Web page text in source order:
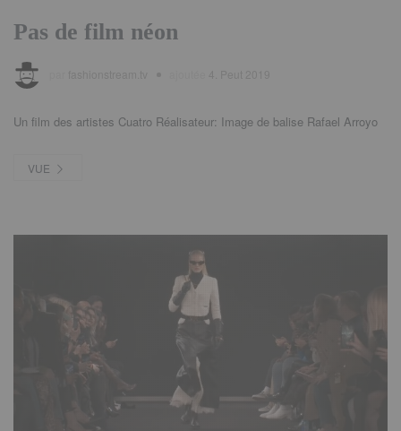
Pas de film néon
Un film des artistes Cuatro Réalisateur: Image de balise Rafael Arroyo
VUE